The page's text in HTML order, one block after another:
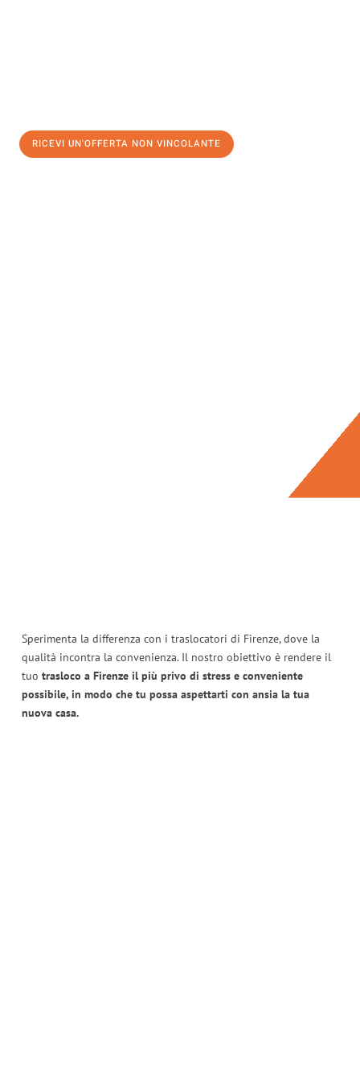
RICEVI UN'OFFERTA NON VINCOLANTE
Sperimenta la differenza con i traslocatori di Firenze, dove la
qualità incontra la convenienza. Il nostro obiettivo è rendere il
tuo trasloco a Firenze il più privo di stress e conveniente
possibile, in modo che tu possa aspettarti con ansia la tua
nuova casa.